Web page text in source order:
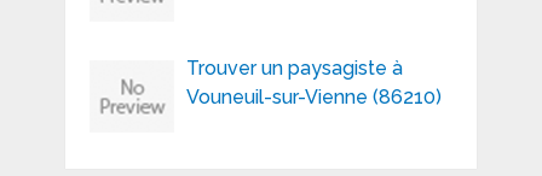
Trouver un paysagiste à
Vouneuil-sur-Vienne (86210)